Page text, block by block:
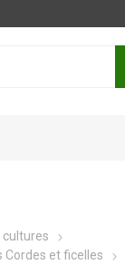
cultures
Cordes et ficelles